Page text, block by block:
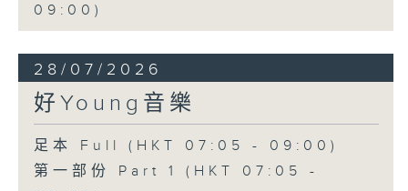
09:00)
28/07/2026
好Young音樂
足本 Full (HKT 07:05 - 09:00)
第一部份 Part 1 (HKT 07:05 -